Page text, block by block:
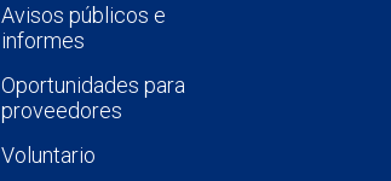
Avisos públicos e
informes
Oportunidades para
proveedores
Voluntario